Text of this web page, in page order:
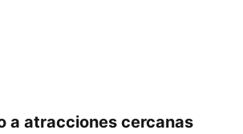
a atracciones cercanas